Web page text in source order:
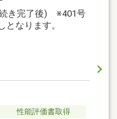
き完了後) ※401号
なります。
性能評価書取得